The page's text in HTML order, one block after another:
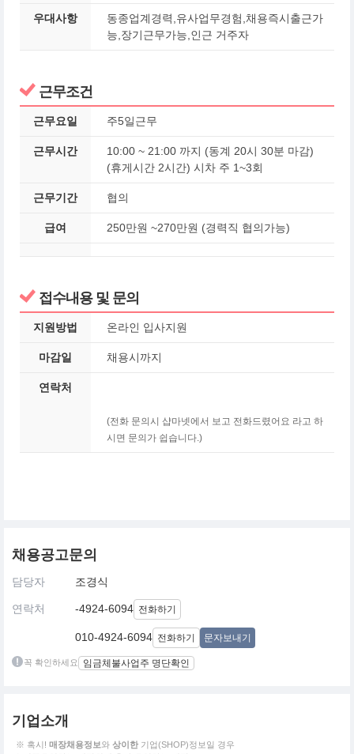
우대사항
동종업계경력,유사업무경험,채용즉시출근가
능,장기근무가능,인근 거주자
근무조건
근무요일 주5일근무
근무시간
10:00 ~ 21:00 까지 (동계 20시 30분 마감)
(휴게시간 2시간) 시차 주 1~3회
근무기간 협의
급여 250만원 ~270만원 (경력직 협의가능)
접수내용 및 문의
지원방법 온라인 입사지원
마감일 채용시까지
연락처
(전화 문의시 샵마넷에서 보고 전화드렸어요 라고 하
시면 문의가 쉽습니다.)
채용공고문의
담당자 조경식
연락처 -4924-6094 전화하기
010-4924-6094 전화하기 문자보내기
꼭 확인하세요 임금체불사업주 명단확인
기업소개
※ 혹시! 매장채용정보와 상이한 기업(SHOP)정보일 경우